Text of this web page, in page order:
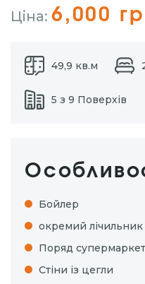
Ціна: 6,000
49,9 кв.м
5 з 9 Поверхів
Бойлер
окремий
Поряд супермаркет
Стіни із цегли